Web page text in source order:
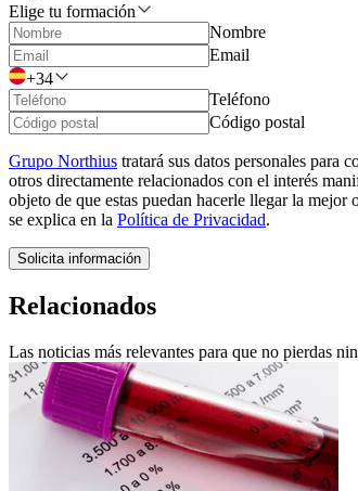
Elige tu formación
Nombre
Email
+34
Teléfono
Código postal
Grupo Northius tratará sus datos personales para
otros directamente relacionados con el interés
objeto de que estas puedan hacerle llegar la
se explica en la Política de Privacidad.
Solicita información
Relacionados
Las noticias más relevantes para que no pierdas